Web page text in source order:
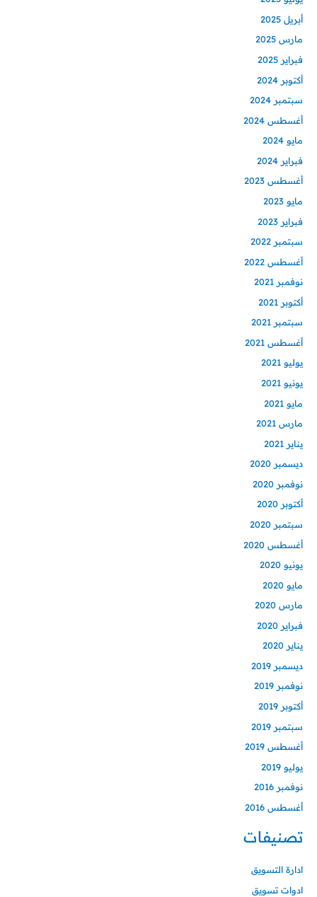
أبريل 2025
مارس 2025
فبراير 2025
أكتوبر 2024
سبتمبر 2024
أغسطس 2024
مايو 2024
فبراير 2024
أغسطس 2023
مايو 2023
فبراير 2023
سبتمبر 2022
أغسطس 2022
نوفمبر 2021
أكتوبر 2021
سبتمبر 2021
أغسطس 2021
يوليو 2021
يونيو 2021
مايو 2021
مارس 2021
يناير 2021
ديسمبر 2020
نوفمبر 2020
أكتوبر 2020
سبتمبر 2020
أغسطس 2020
يونيو 2020
مايو 2020
مارس 2020
فبراير 2020
يناير 2020
ديسمبر 2019
نوفمبر 2019
أكتوبر 2019
سبتمبر 2019
أغسطس 2019
يوليو 2019
نوفمبر 2016
أغسطس 2016
تصنيفات
ادارة التسويق
ادوات تسويق